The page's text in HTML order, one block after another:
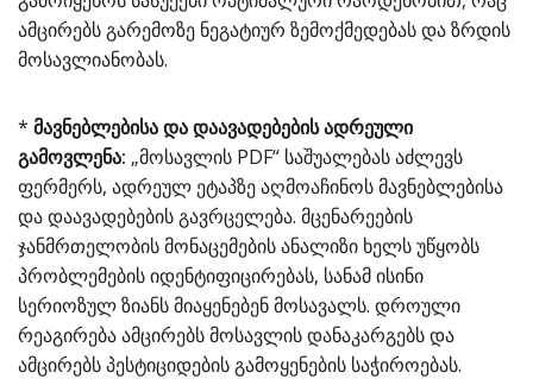
ამცირებს გარემოზე ნეგატიურ ზემოქმედებას და ზრდის
მოსავლიანობას.
* მავნებლებისა და დაავადებების ადრეული
გამოვლენა: „მოსავლის PDF“ საშუალებას აძლევს
ფერმერს, ადრეულ ეტაპზე აღმოაჩინოს მავნებლებისა
და დაავადებების გავრცელება. მცენარეების
ჯანმრთელობის მონაცემების ანალიზი ხელს უწყობს
პრობლემების იდენტიფიცირებას, სანამ ისინი
სერიოზულ ზიანს მიაყენებენ მოსავალს. დროული
რეაგირება ამცირებს მოსავლის დანაკარგებს და
ამცირებს პესტიციდების გამოყენების საჭიროებას.